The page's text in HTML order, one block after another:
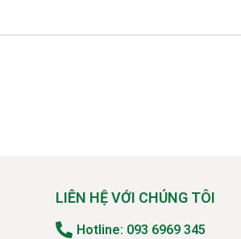
LIÊN HỆ VỚI CHÚNG TÔI
Hotline: 093 6969 345